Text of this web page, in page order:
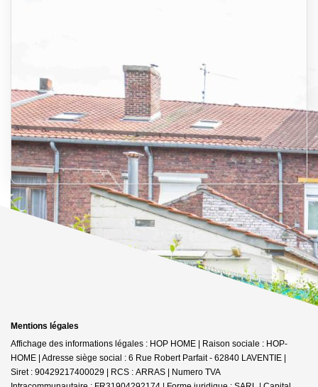
Mentions légales
Affichage des informations légales : HOP HOME | Raison sociale : HOP-
HOME | Adresse siège social : 6 Rue Robert Parfait - 62840 LAVENTIE |
Siret : 90429217400029 | RCS : ARRAS | Numero TVA